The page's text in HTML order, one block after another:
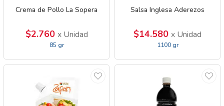
Crema de Pollo La Sopera
$2.760 x Unidad
85 gr
Salsa Inglesa Aderezos
$14.580 x Unidad
1100 gr